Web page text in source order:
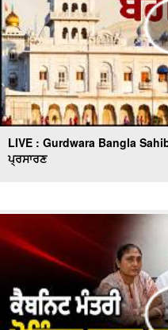
LIVE : Gurdwara Bangla
ਪ੍ਰਸਾਰਣ